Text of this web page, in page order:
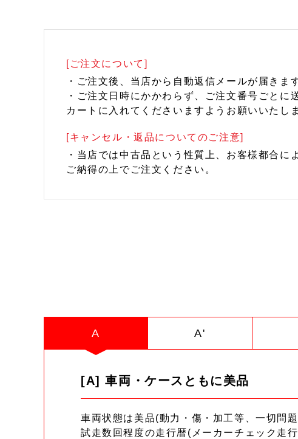
[ご注文について]
・ご注文後、当店から自動返信メールが届き
・ご注文日時にかかわらず、ご注文番号ごと
カートに入れてくださいますようお願いいたし
[キャンセル・返品についてのご注意]
・当店では中古品という性質上、お客様都合
ご納得の上でご注文ください。
A A'
[A] 車両・ケースともに美品
車両状態は美品(動力・傷・加工等、一切問
試走数回程度の走行暦(メーカーチェック走